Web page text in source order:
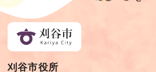
刈谷市役所